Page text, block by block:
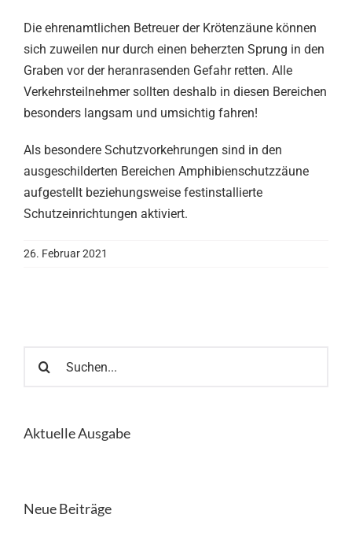
Die ehrenamtlichen Betreuer der Krötenzäune können
sich zuweilen nur durch einen beherzten Sprung in den
Graben vor der heranrasenden Gefahr retten. Alle
Verkehrsteilnehmer sollten deshalb in diesen Bereichen
besonders langsam und umsichtig fahren!
Als besondere Schutzvorkehrungen sind in den
ausgeschilderten Bereichen Amphibienschutzzäune
aufgestellt beziehungsweise festinstallierte
Schutzeinrichtungen aktiviert.
26. Februar 2021
nach:
Aktuelle Ausgabe
Neue Beiträge